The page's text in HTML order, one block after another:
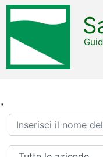
"
Ricerca
Azienda